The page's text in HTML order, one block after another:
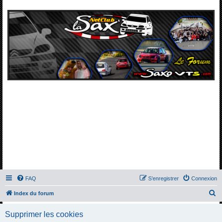
FAQ Connexion
S’enregistrer
Index du forum
Supprimer les cookies